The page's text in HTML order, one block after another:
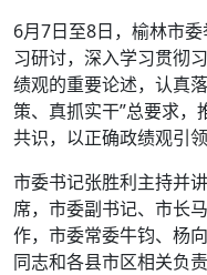
6月7日至8日，榆林市
习研讨，深入学习贯彻
绩观的重要论述，认真
策、真抓实干”总要求，
共识，以正确政绩观引
市委书记张胜利主持并
席，市委副书记、市长
作，市委常委牛钧、杨
同志和各县市区相关负